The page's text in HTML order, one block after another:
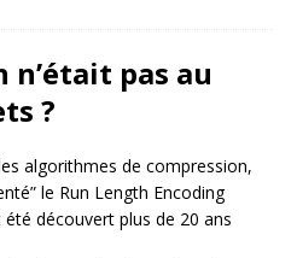
n’était pas au
?
algorithmes de compression,
le Run Length Encoding
été découvert plus de 20 ans